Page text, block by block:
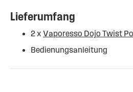
Lieferumfang
2 x Vaporesso Dojo Twist
Bedienungsanleitung